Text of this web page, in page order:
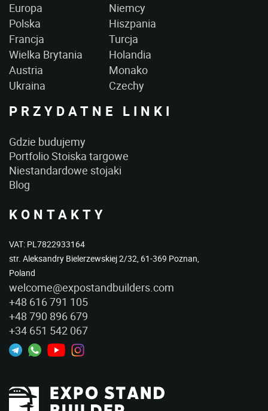
Europa
Niemcy
Polska
Hiszpania
Francja
Turcja
Wielka Brytania
Holandia
Austria
Monako
Ukraina
Czechy
PRZYDATNE LINKI
Gdzie budujemy
Portfolio Stoiska targowe
Niestandardowe stojaki
Blog
KONTAKTY
VAT: PL7822933164
str. Aleksandry Bielerzewskiej 2/32, 61-369 Poznan,
Poland
welcome@expostandbuilders.com
+48 616 791 105
+48 790 896 679
+34 651 542 067